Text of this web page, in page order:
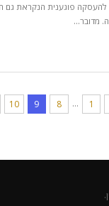
פוגענית הנקראת גם
מדובר...
1
…
8
9
10